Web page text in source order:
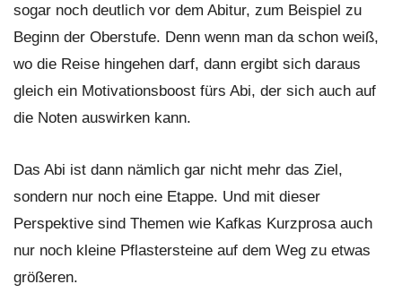
sogar noch deutlich vor dem Abitur, zum Beispiel zu
Beginn der Oberstufe. Denn wenn man da schon weiß,
wo die Reise hingehen darf, dann ergibt sich daraus
gleich ein Motivationsboost fürs Abi, der sich auch auf
die Noten auswirken kann.
Das Abi ist dann nämlich gar nicht mehr das Ziel,
sondern nur noch eine Etappe. Und mit dieser
Perspektive sind Themen wie Kafkas Kurzprosa auch
nur noch kleine Pflastersteine auf dem Weg zu etwas
größeren.